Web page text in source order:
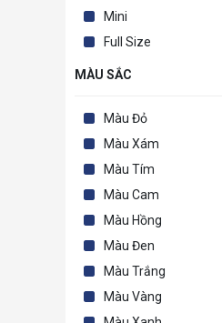
Mini
Full Size
MÀU SẮC
Màu Đỏ
Màu Xám
Màu Tím
Màu Cam
Màu Hồng
Màu Đen
Màu Trắng
Màu Vàng